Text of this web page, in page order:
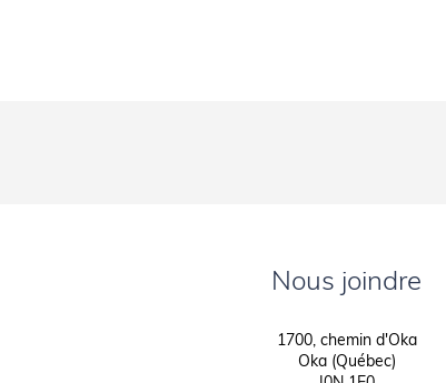
Nous joindre
1700, chemin d'Oka
Oka (Québec)